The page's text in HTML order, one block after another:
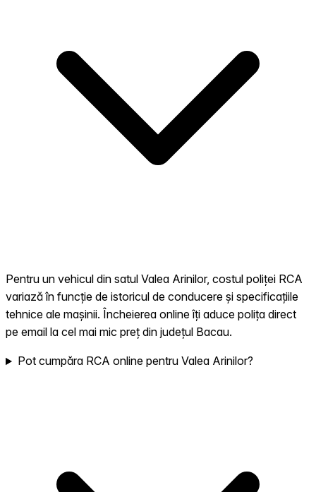
Pentru un vehicul din satul Valea Arinilor, costul poliței RCA
variază în funcție de istoricul de conducere și specificațiile
tehnice ale mașinii. Încheierea online îți aduce polița direct
pe email la cel mai mic preț din județul Bacau.
Pot cumpăra RCA online pentru Valea Arinilor?